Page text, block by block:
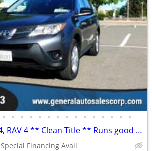
• • • • • • • • • • • • • • •
2014 Toyota RAV4, RAV 4 ** Clean Title ** Runs good ** We Finance
Special Financing Avail